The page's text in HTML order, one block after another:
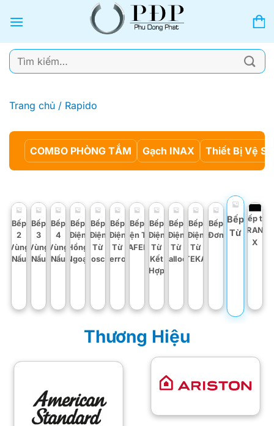
qua
dung
Tìm
kiếm:
Trang chủ / Rapido
COMBO PHÒNG TẮM Gạch INAX Thiết Bị Vệ
Bếp
2
Vùng
Nấu
Bếp
3
Vùng
Nấu
Bếp
4
Vùng
Nấu
Bếp
Điện
Hồng
Ngoại
Bếp
Điện
Từ
Bosch
Bếp
Điện
Từ
Ferroli
Bếp
Điện Từ
HAFELE
Bếp
Điện
Từ
Kết
Hợp
Bếp
Điện
Từ
Malloca
Bếp
Điện
Từ
TEKA
Bếp
Đơn
Bếp
Từ
Bếp từ
GRAND
X
Thương Hiệu